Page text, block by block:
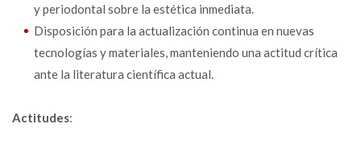
y periodontal sobre la estética inmediata.
Disposición para la actualización continua en nuevas
tecnologías y materiales, manteniendo una actitud crítica
ante la literatura científica actual.
Actitudes: